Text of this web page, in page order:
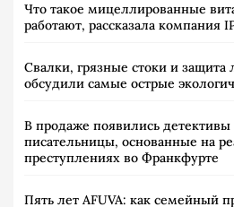
Что такое мицеллированные
работают, рассказала компания
Свалки, грязные стоки и защита
обсудили самые острые
В продаже появились детективы
писательницы, основанные на
преступлениях во Франкфурте
Пять лет AFUVA: как семейный